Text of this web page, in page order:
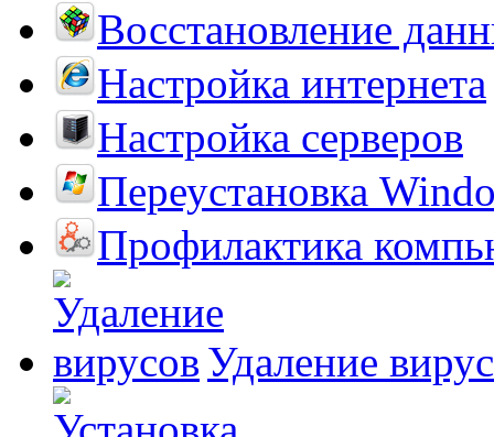
Восстановление
Настройка интернета
Настройка серверов
Переустановка
Профилактика
Удаление